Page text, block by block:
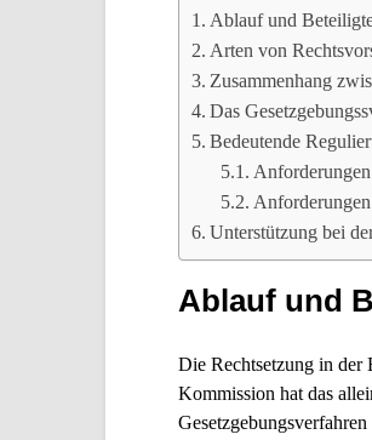
Ablauf und
Arten von
Zusammenhang
Das
Bedeutende
Unterstützung bei
Ablauf und
Die Rechtsetzung in der
Kommission hat das